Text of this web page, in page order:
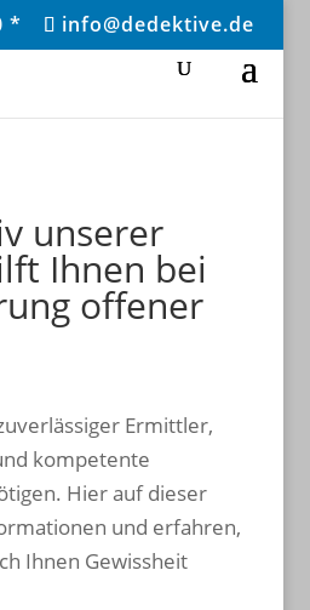
* info@dedektive.de
unserer
Ihnen bei
offener
Ermittler,
kompetente
Hier auf dieser
und erfahren,
Ihnen Gewissheit